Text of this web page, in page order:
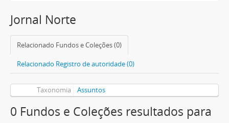
Jornal Norte
Relacionado Fundos e Coleções (0)
Relacionado Registro de autoridade (0)
Taxonomia Assuntos
0 Fundos e Coleções resultados para